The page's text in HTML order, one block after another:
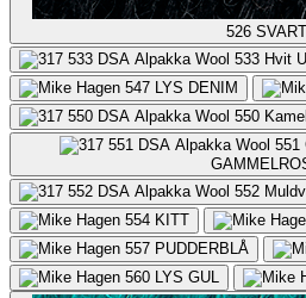
526 SVART
547 LYS DENIM
554 KITT
557 PUDDERBLÅ
560 LYS GUL